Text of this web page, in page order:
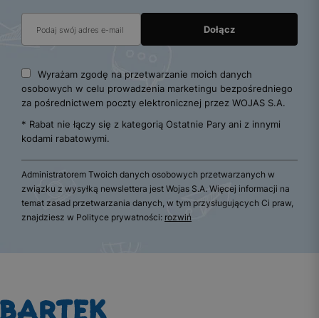
Wyrażam zgodę na przetwarzanie moich danych
osobowych w celu prowadzenia marketingu bezpośredniego
za pośrednictwem poczty elektronicznej przez WOJAS S.A.
* Rabat nie łączy się z kategorią Ostatnie Pary ani z innymi
kodami rabatowymi.
Administratorem Twoich danych osobowych przetwarzanych w
związku z wysyłką newslettera jest Wojas S.A. Więcej informacji na
temat zasad przetwarzania danych, w tym przysługujących Ci praw,
znajdziesz w Polityce prywatności: rozwiń